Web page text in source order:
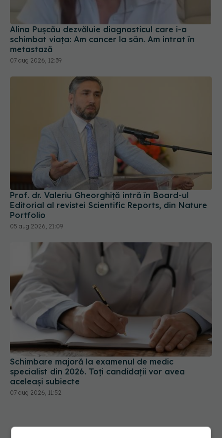
07 aug 2026, 12:39
Prof. dr. Valeriu Gheorghiță intră în Board-ul
Editorial al revistei Scientific Reports, din Nature
Portfolio
05 aug 2026, 21:09
Schimbare majoră la examenul de medic
specialist din 2026. Toți candidații vor avea
aceleași subiecte
07 aug 2026, 11:52